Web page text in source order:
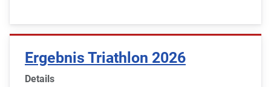
Ergebnis Triathlon 2026
Details